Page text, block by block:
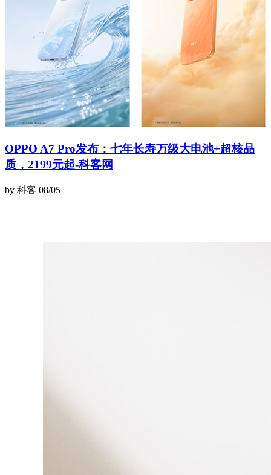
OPPO A7 Pro发布：七年长寿万级大电池+超核品
质，2199元起-科客网
by 科客 08/05